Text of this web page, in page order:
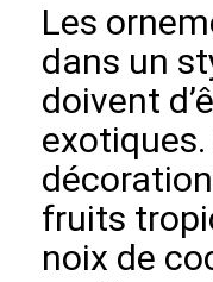
Les
dans un
doivent
fruits
noix de